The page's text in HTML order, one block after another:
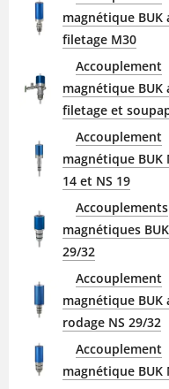
magnétique BUK
filetage M30
Accouplement
magnétique BUK
filetage et
Accouplement
magnétique BUK
14 et NS 19
Accouplements
magnétiques
29/32
Accouplement
magnétique BUK
rodage NS 29/32
Accouplement
magnétique BUK